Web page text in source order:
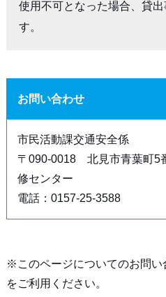
使用不可となった場合、貸
す。
お問い合わせ
市民活動課交通安全係
〒090-0018 北見市青葉町5
修センター
電話：0157‐25‐3588
※このページについてのお問い
をご利用ください。